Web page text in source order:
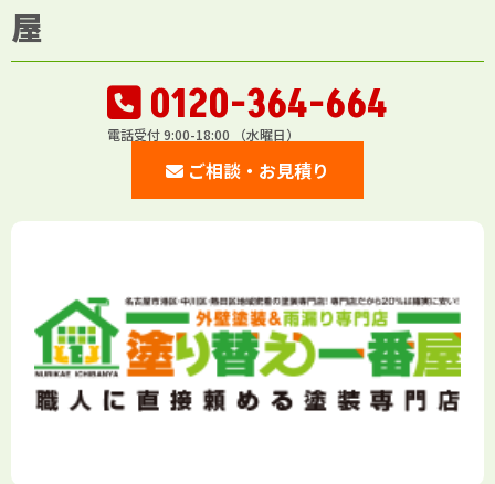
屋
0120-364-664
電話受付 9:00-18:00 （水曜日）
ご相談・お見積り